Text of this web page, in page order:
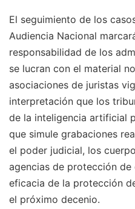
El seguimiento de los
Audiencia Nacional
responsabilidad de los
se lucran con el material
asociaciones de juristas
interpretación que los
de la inteligencia artificial
que simule grabaciones
el poder judicial, los
agencias de protección
eficacia de la protección
el próximo decenio.